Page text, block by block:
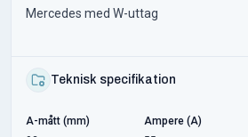
Mercedes med W-uttag
Teknisk specifikation
A-mått (mm)
Ampere (A)